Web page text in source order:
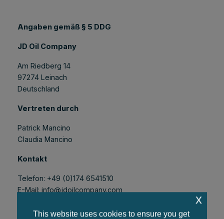
Angaben gemäß § 5 DDG
JD Oil Company
Am Riedberg 14
97274 Leinach
Deutschland
Vertreten durch
Patrick Mancino
Claudia Mancino
Kontakt
Telefon: +49 (0)174 6541510
E-Mail: info@jdoilcompany.com
Website: https://jdoilcompany.com
This website uses cookies to ensure you get
x